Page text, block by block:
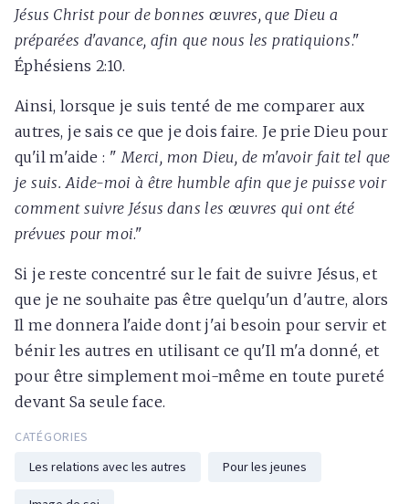
Jésus Christ pour de bonnes œuvres, que Dieu a
préparées d'avance, afin que nous les pratiquions."
Éphésiens 2:10.
Ainsi, lorsque je suis tenté de me comparer aux
autres, je sais ce que je dois faire. Je prie Dieu pour
qu'il m'aide : "Merci, mon Dieu, de m'avoir fait tel que
je suis. Aide-moi à être humble afin que je puisse voir
comment suivre Jésus dans les œuvres qui ont été
prévues pour moi."
Si je reste concentré sur le fait de suivre Jésus, et
que je ne souhaite pas être quelqu'un d'autre, alors
Il me donnera l'aide dont j'ai besoin pour servir et
bénir les autres en utilisant ce qu'Il m'a donné, et
pour être simplement moi-même en toute pureté
devant Sa seule face.
CATÉGORIES
Les relations avec les autres
Pour les jeunes